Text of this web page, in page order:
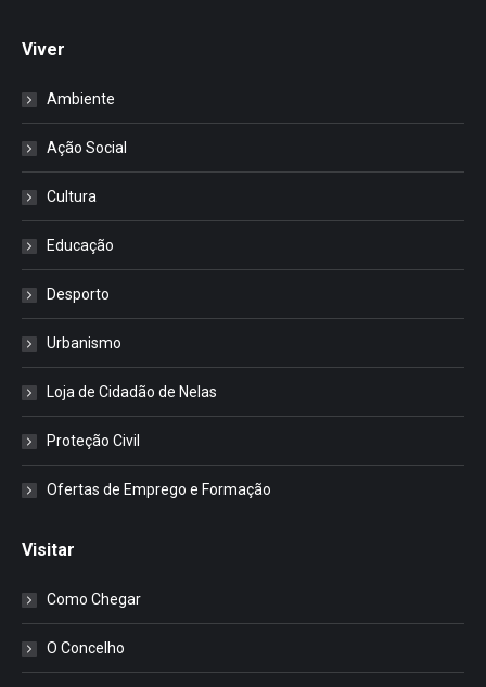
Viver
Ambiente
Ação Social
Cultura
Educação
Desporto
Urbanismo
Loja de Cidadão de Nelas
Proteção Civil
Ofertas de Emprego e Formação
Visitar
Como Chegar
O Concelho